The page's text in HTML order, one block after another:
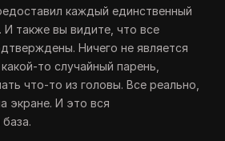
каждый единственный
И также вы видите, что все
Ничего не является
то случайный парень,
что-то из головы. Все реально,
экране. И это вся